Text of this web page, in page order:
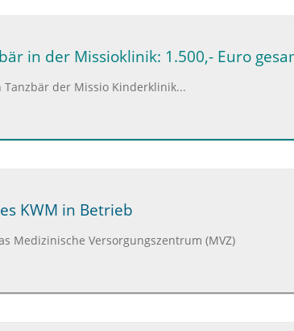
in der Missioklinik: 1.500,- Euro
der Missio Kinderklinik...
KWM in Betrieb
Medizinische Versorgungszentrum (MVZ)